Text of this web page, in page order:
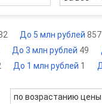
До 5 млн рублей 857
До 3 млн рублей 49
До 1 млн рублей 1
по возрастанию цены